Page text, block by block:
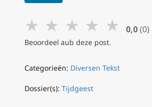
★ ★ ★ ★ ★ 0,0 (0)
Beoordeel aub deze post.
Categorieën: Diversen Tekst
Dossier(s): Tijdgeest